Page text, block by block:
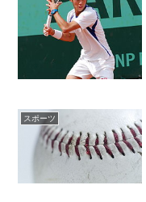
スポーツ